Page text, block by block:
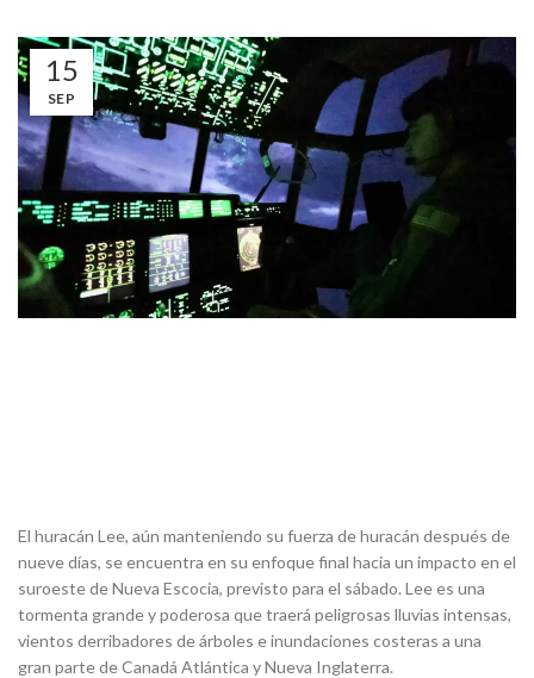
15
SEP
El huracán Lee, aún manteniendo su fuerza de huracán después de
nueve días, se encuentra en su enfoque final hacia un impacto en el
suroeste de Nueva Escocia, previsto para el sábado. Lee es una
tormenta grande y poderosa que traerá peligrosas lluvias intensas,
vientos derribadores de árboles e inundaciones costeras a una
gran parte de Canadá Atlántica y Nueva Inglaterra.